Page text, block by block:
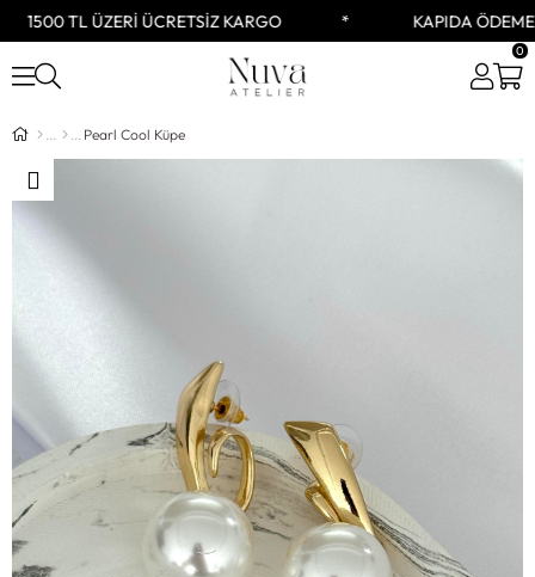
1500 TL ÜZERİ ÜCRETSİZ KARGO KAPIDA ÖDEME
0
Pearl Cool Küpe